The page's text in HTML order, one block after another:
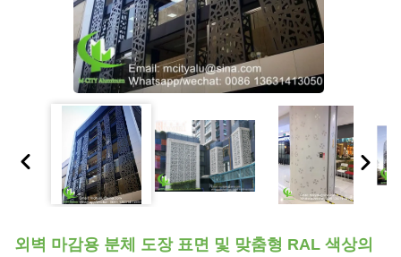
외벽 마감용 분체 도장 표면 및 맞춤형 RAL 색상의